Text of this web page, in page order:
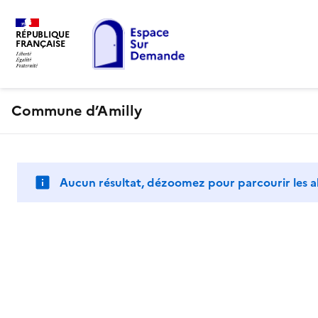
RÉPUBLIQUE
FRANÇAISE
Commune d’Amilly
Aucun résultat, dézoomez pour parcourir les